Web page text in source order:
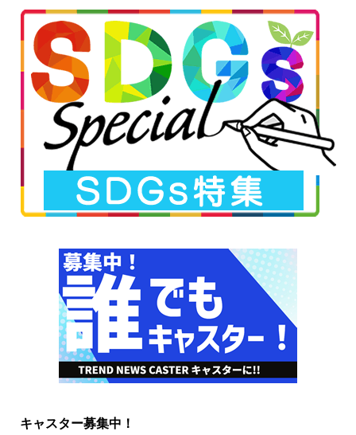
キャスター募集中！